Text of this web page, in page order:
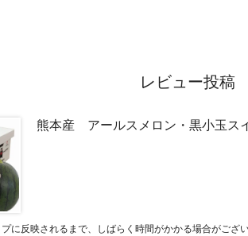
レビュー投稿
熊本産 アールスメロン・黒小玉ス
に反映されるまで、しばらく時間がかかる場合がござい